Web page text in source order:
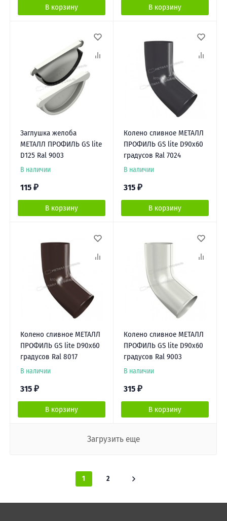
В корзину В корзину
Заглушка желоба
МЕТАЛЛ ПРОФИЛЬ GS lite
D125 Ral 9003
В наличии
115 ₽
В корзину
Колено сливное МЕТАЛЛ
ПРОФИЛЬ GS lite D90х60
градусов Ral 7024
В наличии
315 ₽
В корзину
Колено сливное МЕТАЛЛ
ПРОФИЛЬ GS lite D90х60
градусов Ral 8017
В наличии
315 ₽
В корзину
Колено сливное МЕТАЛЛ
ПРОФИЛЬ GS lite D90х60
градусов Ral 9003
В наличии
315 ₽
В корзину
Загрузить еще
1 2